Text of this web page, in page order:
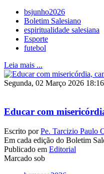
bsjunho2026
Boletim Salesiano
espiritualidade salesiana
Esporte
futebol
Leia mais ...
Segunda, 02 Março 2026 18:16
Educar com
Escrito porPe. Tarcizio Paulo
Em cada edição do Boletim
Publicado em Editorial
Marcado sob